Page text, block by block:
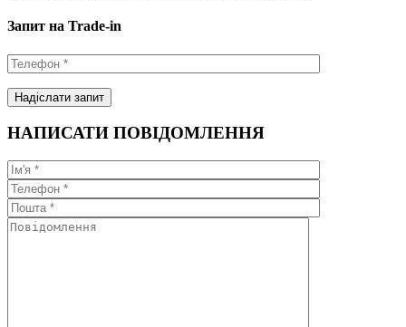
Запит на Trade-in
НАПИСАТИ ПОВІДОМЛЕННЯ